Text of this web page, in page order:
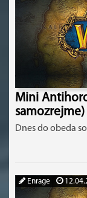
Mini
samozrejme)
Dnes do obeda
Enrage